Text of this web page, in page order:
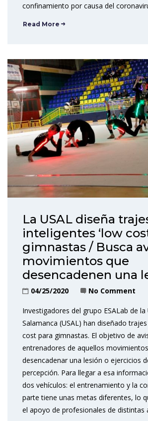
confinamiento por causa del
Read More
La USAL diseña
inteligentes ‘low
gimnastas / Busca
movimientos que
desencadenen una
04/25/2020 No Comment
Investigadores del grupo ESALab de la
Salamanca (USAL) han diseñado
cost para gimnastas. El objetivo de
entrenadores de aquellos
desencadenar una lesión o ejercicios
percepción. Para llegar a esa
dos vehículos: el entrenamiento y la
parte tiene unas metas diferentes, lo
el apoyo de profesionales de distintas